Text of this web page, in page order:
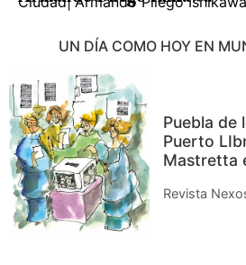
UN DÍA COMO HOY EN
Puebla de
Puerto
Mastretta
Revista